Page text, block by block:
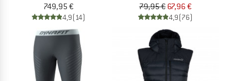
749,95 €
4,9(14)
79,95 € 67,96 €
4,9(76)